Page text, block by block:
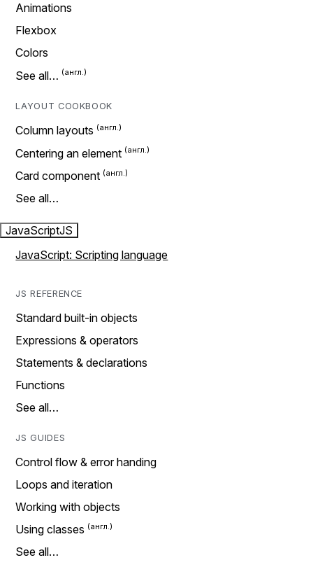
Animations
Flexbox
Colors
See all…
LAYOUT COOKBOOK
Column layouts
Centering an element
Card component
See all…
JavaScriptJS
JavaScript: Scripting language
JS REFERENCE
Standard built-in objects
Expressions & operators
Statements & declarations
Functions
See all…
JS GUIDES
Control flow & error handing
Loops and iteration
Working with objects
Using classes
See all…